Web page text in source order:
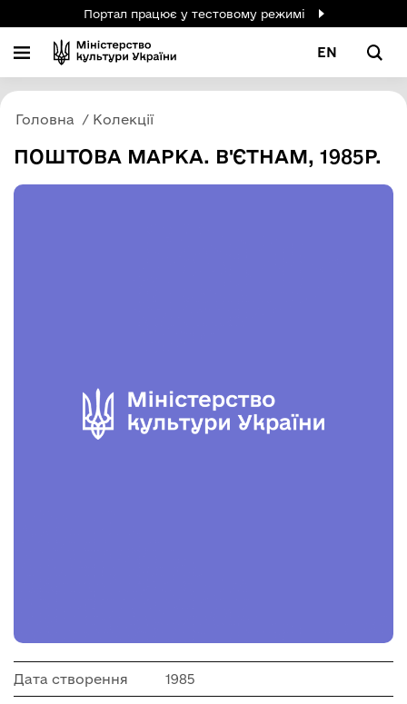
Портал працює у тестовому режимі
EN
Головна Колекції
ПОШТОВА МАРКА. В'ЄТНАМ, 1985Р.
Дата створення 1985